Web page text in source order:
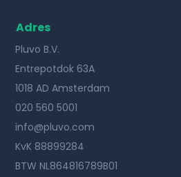
Adres
Pluvo B.V.
Entrepotdok 63A
1018 AD Amsterdam
020 560 5001
info@pluvo.com
KvK 88899284
BTW NL864816789B01